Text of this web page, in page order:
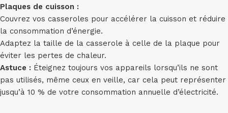
Plaques de cuisson :
Couvrez vos casseroles pour accélérer la cuisson et réduire
la consommation d’énergie.
Adaptez la taille de la casserole à celle de la plaque pour
éviter les pertes de chaleur.
Astuce : Éteignez toujours vos appareils lorsqu’ils ne sont
pas utilisés, même ceux en veille, car cela peut représenter
jusqu’à 10 % de votre consommation annuelle d’électricité.